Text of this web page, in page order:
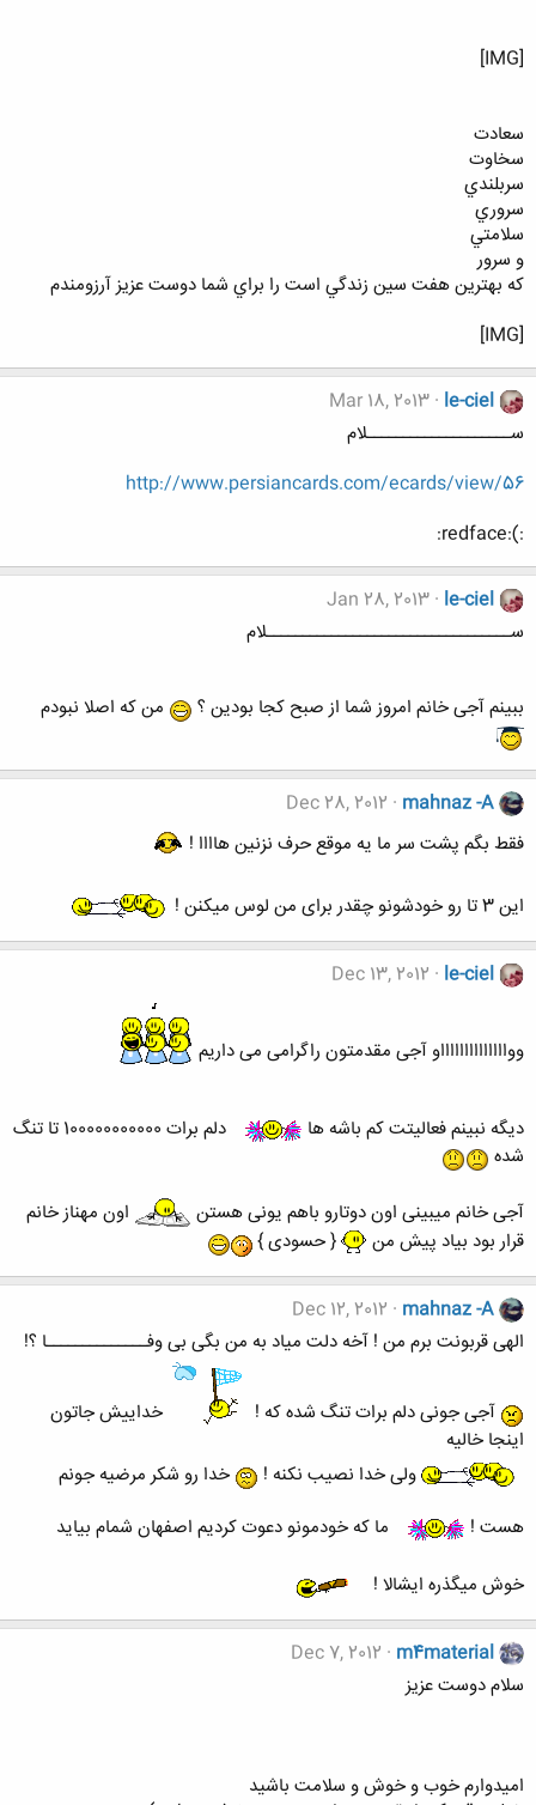
[IMG]
سعادت
سخاوت
سربلندي
سروري
سلامتي
و سرور
كه بهترين هفت سين زندگي است را براي شما دوست عزيز آرزومندم
[IMG]
le-ciel
Mar 18, 2013
ســــــــــــــــــــلام
http://www.persiancards.com/ecards/view/56
:):redface:
le-ciel
Jan 28, 2013
ســــــــــــــــــــــــــــــــــلام
ببینم آجی خانم امروز شما از صبح کجا بودین ؟ من که اصلا نبودم
mahnaz -A
Dec 28, 2012
فقط بگم پشت سر ما یه موقع حرف نزنین هاااا !
این 3 تا رو خودشونو چقدر برای من لوس میکنن !
le-ciel
Dec 13, 2012
ووااااااااااااااو آجی مقدمتون راگرامی می داریم
دیگه نبینم فعالیتت کم باشه ها
دلم برات 100000000000 تا تنگ
شده
آجی خانم میبینی اون دوتارو باهم یونی هستن
اون مهناز خانم
قرار بود بیاد پیش من
{ حسودی }
mahnaz -A
Dec 12, 2012
الهی قربونت برم من ! آخه دلت میاد به من بگی بی وفــــــــــــــا ؟!
آجی جونی دلم برات تنگ شده که !
خداییش جاتون
اینجا خالیه
ولی خدا نصیب نکنه !
خدا رو شکر مرضیه جونم
هست !
ما که خودمونو دعوت کردیم اصفهان شمام بیاید
خوش میگذره ایشالا !
m4material
Dec 7, 2012
سلام دوست عزيز
اميدوارم خوب و خوش و سلامت باشيد